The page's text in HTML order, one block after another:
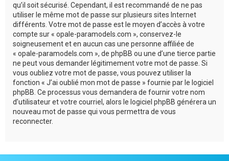
qu’il soit sécurisé. Cependant, il est recommandé de ne pas
utiliser le même mot de passe sur plusieurs sites Internet
différents. Votre mot de passe est le moyen d’accès à votre
compte sur « opale-paramodels.com », conservez-le
soigneusement et en aucun cas une personne affiliée de
« opale-paramodels.com », de phpBB ou une d’une tierce partie
ne peut vous demander légitimement votre mot de passe. Si
vous oubliez votre mot de passe, vous pouvez utiliser la
fonction « J’ai oublié mon mot de passe » fournie par le logiciel
phpBB. Ce processus vous demandera de fournir votre nom
d’utilisateur et votre courriel, alors le logiciel phpBB générera un
nouveau mot de passe qui vous permettra de vous
reconnecter.